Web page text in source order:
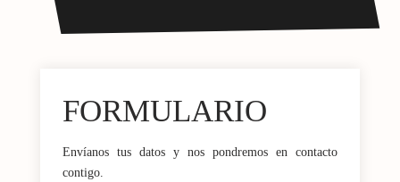
FORMULARIO
Envíanos tus datos y nos pondremos en contacto
contigo.